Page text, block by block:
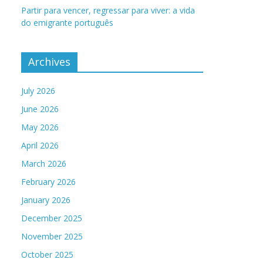
Partir para vencer, regressar para viver: a vida
do emigrante português
Archives
July 2026
June 2026
May 2026
April 2026
March 2026
February 2026
January 2026
December 2025
November 2025
October 2025